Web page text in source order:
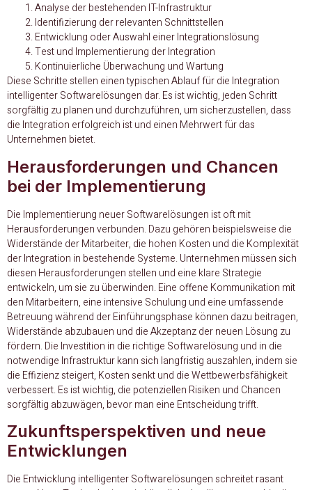
Analyse der bestehenden IT-Infrastruktur
Identifizierung der relevanten Schnittstellen
Entwicklung oder Auswahl einer Integrationslösung
Test und Implementierung der Integration
Kontinuierliche Überwachung und Wartung
Diese Schritte stellen einen typischen Ablauf für die Integration
intelligenter Softwarelösungen dar. Es ist wichtig, jeden Schritt
sorgfältig zu planen und durchzuführen, um sicherzustellen, dass
die Integration erfolgreich ist und einen Mehrwert für das
Unternehmen bietet.
Herausforderungen und Chancen
bei der Implementierung
Die Implementierung neuer Softwarelösungen ist oft mit
Herausforderungen verbunden. Dazu gehören beispielsweise die
Widerstände der Mitarbeiter, die hohen Kosten und die Komplexität
der Integration in bestehende Systeme. Unternehmen müssen sich
diesen Herausforderungen stellen und eine klare Strategie
entwickeln, um sie zu überwinden. Eine offene Kommunikation mit
den Mitarbeitern, eine intensive Schulung und eine umfassende
Betreuung während der Einführungsphase können dazu beitragen,
Widerstände abzubauen und die Akzeptanz der neuen Lösung zu
fördern. Die Investition in die richtige Softwarelösung und in die
notwendige Infrastruktur kann sich langfristig auszahlen, indem sie
die Effizienz steigert, Kosten senkt und die Wettbewerbsfähigkeit
verbessert. Es ist wichtig, die potenziellen Risiken und Chancen
sorgfältig abzuwägen, bevor man eine Entscheidung trifft.
Zukunftsperspektiven und neue
Entwicklungen
Die Entwicklung intelligenter Softwarelösungen schreitet rasant